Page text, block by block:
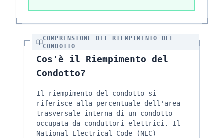
COMPRENSIONE DEL RIEMPIMENTO DEL
CONDOTTO
Cos'è il Riempimento del
Condotto?
Il riempimento del condotto si
riferisce alla percentuale dell'area
trasversale interna di un condotto
occupata da conduttori elettrici. Il
National Electrical Code (NEC)